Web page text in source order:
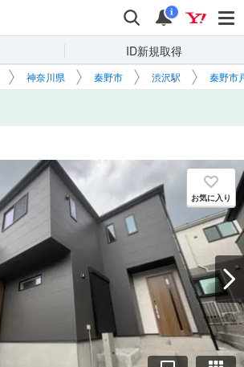
検索 通知
i
ID新規取得
神奈川県 秦野市 渋沢駅 秦野市
お気に入り